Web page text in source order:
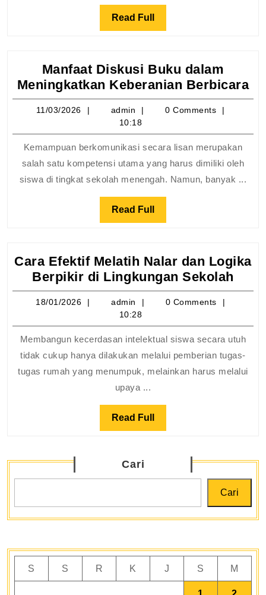
Read Full Read
Full
Manfaat Diskusi Buku dalam
Meningkatkan Keberanian Berbicara
11/03/2026 11/03/2026
admin admin0 Comments
10:18
Kemampuan berkomunikasi secara lisan merupakan
salah satu kompetensi utama yang harus dimiliki oleh
siswa di tingkat sekolah menengah. Namun, banyak ...
Read Full Read
Full
Cara Efektif Melatih Nalar dan Logika
Berpikir di Lingkungan Sekolah
dan
18/01/2026 18/01/2026
admin admin0 Comments
10:28
Membangun kecerdasan intelektual siswa secara utuh
tidak cukup hanya dilakukan melalui pemberian tugas-
tugas rumah yang menumpuk, melainkan harus melalui
upaya ...
Read Full Read
Full
Cari
Cari
S S R K J S M